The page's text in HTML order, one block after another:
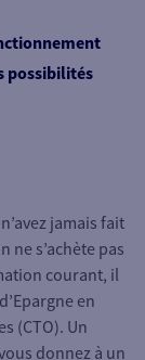
possibilités
jamais fait
ne s’achète pas
courant, il
en
(CTO). Un
donnez à un